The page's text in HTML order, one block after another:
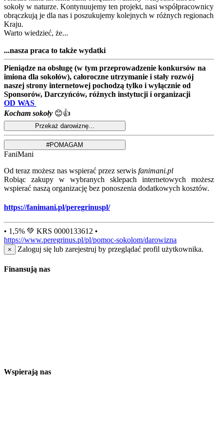
sokoły w naturze. Kontynuujemy ten projekt, nasi współpracownicy
obrączkują je dla nas i poszukujemy kolejnych w różnych regionach
Kraju.
Warto wiedzieć, że...
...nasza praca to także wydatki
Pieniądze na obsługę (w tym przeprowadzenie konkursów na
imiona dla sokołów), całoroczne utrzymanie i stały rozwój
naszej strony internetowej pochodzą tylko i wyłącznie od
Sponsorów, Darczyńców, różnych instytucji i organizacji
OD WAS
Kocham sokoły 😊👍
FaniMani
Od teraz możesz nas wspierać przez serwis fanimani.pl
Robiąc zakupy w wybranych sklepach internetowych możesz
wspierać naszą organizację bez ponoszenia dodatkowych kosztów.
https://fanimani.pl/peregrinuspl/
• 1,5% 💚 KRS 0000133612 •
https://www.peregrinus.pl/pl/pomoc-sokolom/darowizna
× Zaloguj się lub zarejestruj by przeglądać profil użytkownika.
Finansują nas
Wspierają nas